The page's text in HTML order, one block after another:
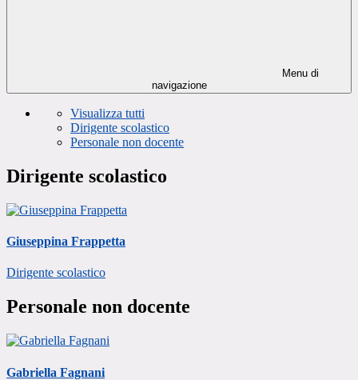
Menu di
navigazione
Visualizza tutti
Dirigente scolastico
Personale non docente
Dirigente scolastico
Giuseppina Frappetta
Dirigente scolastico
Personale non docente
Gabriella Fagnani